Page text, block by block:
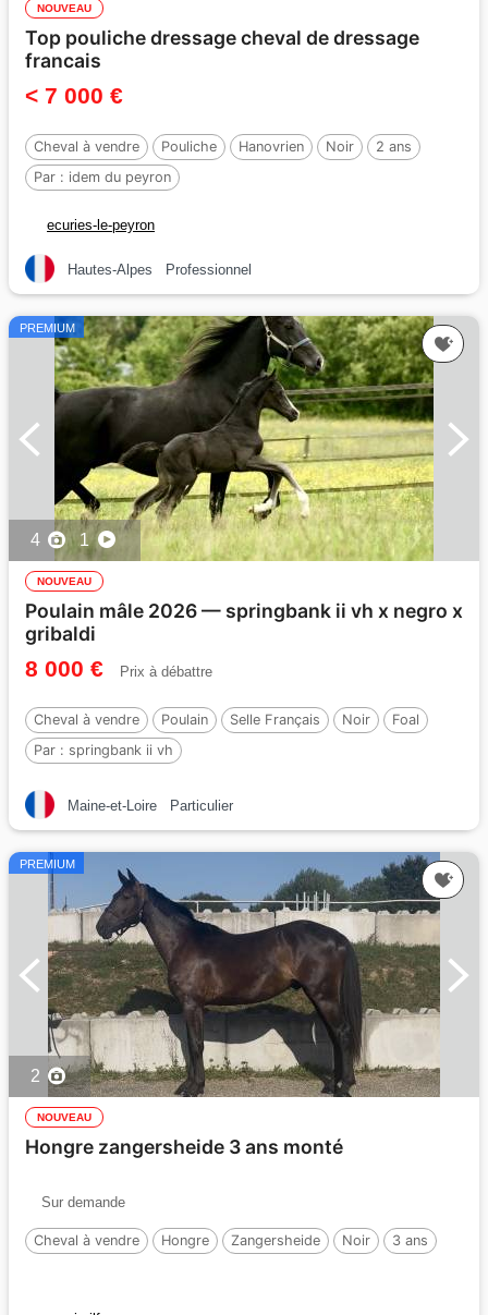
NOUVEAU
Top pouliche dressage cheval de dressage
francais
< 7 000 €
Cheval à vendre Pouliche Hanovrien Noir
2 ans
Par : idem du peyron
ecuries-le-peyron
Hautes-Alpes Professionnel
PREMIUM
4 1
NOUVEAU
Poulain mâle 2026 — springbank ii vh x negro x
gribaldi
8 000 € Prix à débattre
Cheval à vendre Poulain Selle Français Noir
Foal
Par : springbank ii vh
Maine-et-Loire Particulier
PREMIUM
2
NOUVEAU
Hongre zangersheide 3 ans monté
Sur demande
Cheval à vendre Hongre Zangersheide Noir 3 ans